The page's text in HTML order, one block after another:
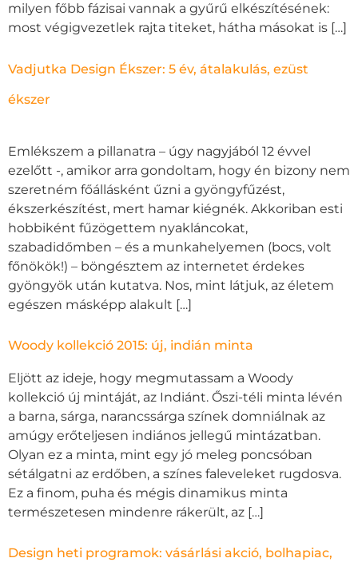
milyen főbb fázisai vannak a gyűrű elkészítésének:
most végigvezetlek rajta titeket, hátha másokat is […]
Vadjutka Design Ékszer: 5 év, átalakulás, ezüst
ékszer
Emlékszem a pillanatra – úgy nagyjából 12 évvel
ezelőtt -, amikor arra gondoltam, hogy én bizony nem
szeretném főállásként űzni a gyöngyfűzést,
ékszerkészítést, mert hamar kiégnék. Akkoriban esti
hobbiként fűzögettem nyakláncokat,
szabadidőmben – és a munkahelyemen (bocs, volt
főnökök!) – böngésztem az internetet érdekes
gyöngyök után kutatva. Nos, mint látjuk, az életem
egészen másképp alakult […]
Woody kollekció 2015: új, indián minta
Eljött az ideje, hogy megmutassam a Woody
kollekció új mintáját, az Indiánt. Őszi-téli minta lévén
a barna, sárga, narancssárga színek domniálnak az
amúgy erőteljesen indiános jellegű mintázatban.
Olyan ez a minta, mint egy jó meleg poncsóban
sétálgatni az erdőben, a színes faleveleket rugdosva.
Ez a finom, puha és mégis dinamikus minta
természetesen mindenre rákerült, az […]
Design heti programok: vásárlási akció, bolhapiac,